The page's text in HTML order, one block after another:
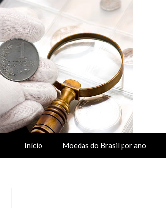
Início Moedas do Brasil por ano